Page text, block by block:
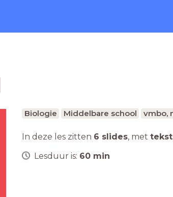
Biologie Middelbare school vmbo,
In deze les zitten 6 slides, met
Lesduur is: 60 min